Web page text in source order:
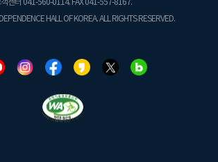
객센터 041-560-0114. FAX 041-557-8167.
HALL OF KOREA. ALL RIGHTS RESERVED.